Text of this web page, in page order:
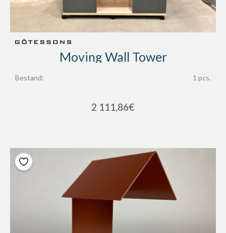
Moving Wall Tower
Bestand: 1 pcs.
2 111,86€